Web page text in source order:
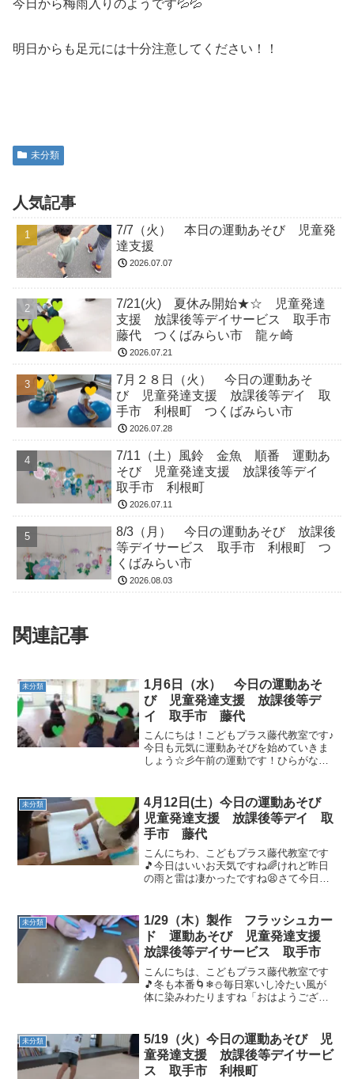
今日から梅雨入りのようです💦💦
明日からも足元には十分注意してください！！
未分類
人気記事
7/7（火） 本日の運動あそび 児童発
達支援
2026.07.07
7/21(火) 夏休み開始★☆ 児童発達
支援 放課後等デイサービス 取手市
藤代 つくばみらい市 龍ヶ崎
2026.07.21
7月２８日（火） 今日の運動あそ
び 児童発達支援 放課後等デイ 取
手市 利根町 つくばみらい市
2026.07.28
7/11（土）風鈴 金魚 順番 運動あ
そび 児童発達支援 放課後等デイ
取手市 利根町
2026.07.11
8/3（月） 今日の運動あそび 放課後
等デイサービス 取手市 利根町 つ
くばみらい市
2026.08.03
関連記事
未分類
1月6日（水） 今日の運動あそ
び 児童発達支援 放課後等デ
イ 取手市 藤代
こんにちは！こどもプラス藤代教室です♪
今日も元気に運動あそびを始めていきま
しょう☆彡午前の運動です！ひらがなこ
ことができていました！ゴーストップで
は、音に合わせて歩いたり...
未分類
4月12日(土）今日の運動あそび
児童発達支援 放課後等デイ 取
手市 藤代
こんにちわ、こどもプラス藤代教室です
🎵今日はいいお天気ですね🌈けれど昨日
の雨と雷は凄かったですね😫さて今日
もきれいです💖何を作っているかは、も
う少しお待ちください😌...
未分類
1/29（木）製作 フラッシュカー
ド 運動あそび 児童発達支援
放課後等デイサービス 取手市
こんにちは、こどもプラス藤代教室です
🎵冬も本番🌀❄⛄毎日寒いし冷たい風が
体に染みわたりますね「おはようござい
ルの可愛い👒と🧤を作りましょう手袋に
は自分の好きな絵や模様を描...
未分類
5/19（火）今日の運動あそび 児
童発達支援 放課後等デイサービ
ス 取手市 利根町